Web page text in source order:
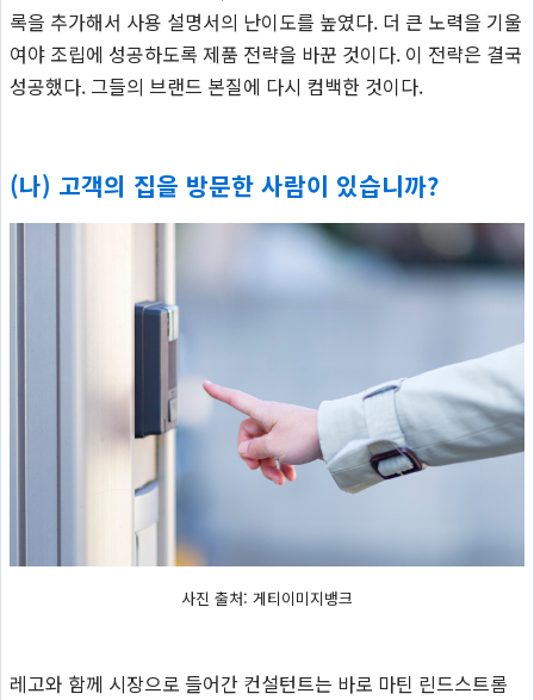
록을 추가해서 사용 설명서의 난이도를 높였다. 더 큰 노력을 기울
여야 조립에 성공하도록 제품 전략을 바꾼 것이다. 이 전략은 결국
성공했다. 그들의 브랜드 본질에 다시 컴백한 것이다.
(나) 고객의 집을 방문한 사람이 있습니까?
사진 출처: 게티이미지뱅크
레고와 함께 시장으로 들어간 컨설턴트는 바로 마틴 린드스트롬